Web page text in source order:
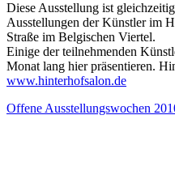
Diese Ausstellung ist
Ausstellungen der Künstler im
Straße im Belgischen Viertel.
Einige der teilnehmenden
Monat lang hier präsentieren.
www.hinterhofsalon.de
Offene Ausstellungswochen